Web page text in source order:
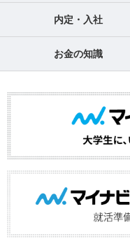
内定・入社
お金の知識